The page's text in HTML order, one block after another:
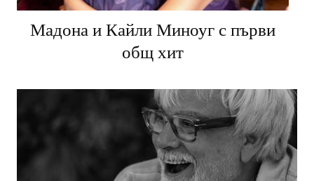
Мадона и Кайли Миноуг с първи
общ хит